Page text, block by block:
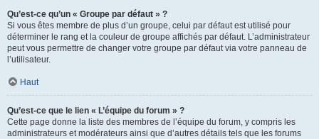
Qu’est-ce qu’un « Groupe par défaut » ?
Si vous êtes membre de plus d’un groupe, celui par défaut est utilisé pour
déterminer le rang et la couleur de groupe affichés par défaut. L’administrateur
peut vous permettre de changer votre groupe par défaut via votre panneau de
l’utilisateur.
Haut
Qu’est-ce que le lien « L’équipe du forum » ?
Cette page donne la liste des membres de l’équipe du forum, y compris les
administrateurs et modérateurs ainsi que d’autres détails tels que les forums